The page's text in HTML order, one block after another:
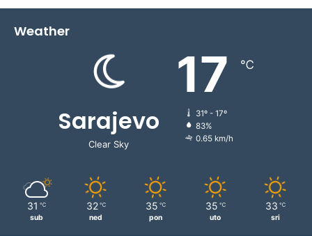
Weather
Sarajevo
Clear Sky
17 ℃
31º - 17º
83%
0.65 km/h
31 ℃
sub
32 ℃
ned
35 ℃
pon
35 ℃
uto
33 ℃
sri